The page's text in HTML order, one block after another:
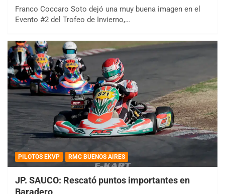
Franco Coccaro Soto dejó una muy buena imagen en el
Evento #2 del Trofeo de Invierno,…
PILOTOS EKVP RMC BUENOS AIRES
JP. SAUCO: Rescató puntos importantes en
Baradero